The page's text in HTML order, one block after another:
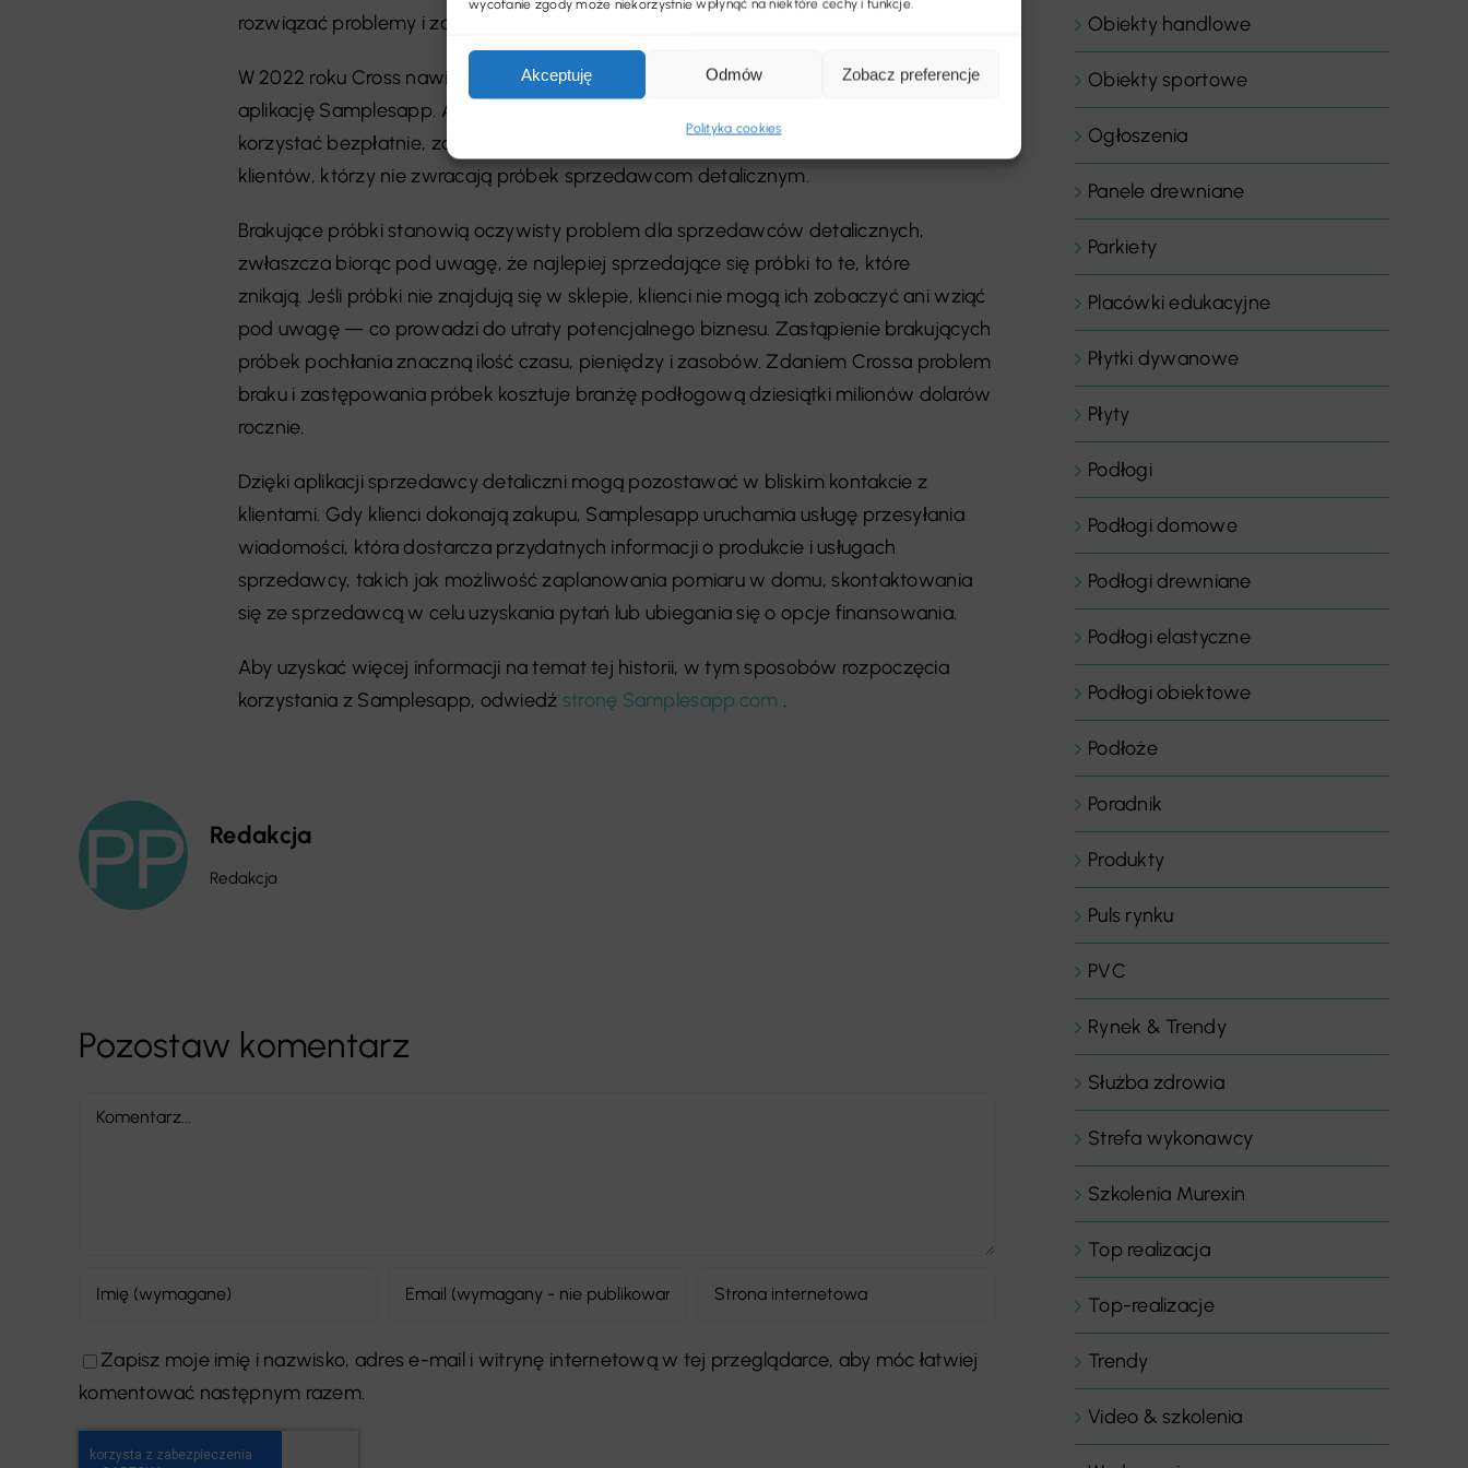
wycofanie zgody może niekorzystnie wpłynąć na niektóre cechy i funkcje.
Akceptuję Odmów Zobacz preferencje
Polityka cookies
rozwiązać problemy i zaoferować rozwiązania detalistom.
W 2022 roku Cross nawiązał współpracę z Retail Samples Solutions, aby stworzyć
aplikację Samplesapp. Aplikacja Samplesapp, z której sprzedawcy detaliczni mogą
korzystać bezpłatnie, została stworzona w celu zwalczania uporczywego problemu
klientów, którzy nie zwracają próbek sprzedawcom detalicznym.
Brakujące próbki stanowią oczywisty problem dla sprzedawców detalicznych,
zwłaszcza biorąc pod uwagę, że najlepiej sprzedające się próbki to te, które
znikają. Jeśli próbki nie znajdują się w sklepie, klienci nie mogą ich zobaczyć ani wziąć
pod uwagę — co prowadzi do utraty potencjalnego biznesu. Zastąpienie brakujących
próbek pochłania znaczną ilość czasu, pieniędzy i zasobów. Zdaniem Crossa problem
braku i zastępowania próbek kosztuje branżę podłogową dziesiątki milionów dolarów
rocznie.
Dzięki aplikacji sprzedawcy detaliczni mogą pozostawać w bliskim kontakcie z
klientami. Gdy klienci dokonają zakupu, Samplesapp uruchamia usługę przesyłania
wiadomości, która dostarcza przydatnych informacji o produkcie i usługach
sprzedawcy, takich jak możliwość zaplanowania pomiaru w domu, skontaktowania
się ze sprzedawcą w celu uzyskania pytań lub ubiegania się o opcje finansowania.
Aby uzyskać więcej informacji na temat tej historii, w tym sposobów rozpoczęcia
korzystania z Samplesapp, odwiedź stronę Samplesapp.com .
Redakcja
Redakcja
Pozostaw komentarz
Comment
Zapisz moje imię i nazwisko, adres e-mail i witrynę internetową w tej przeglądarce, aby móc łatwiej
komentować następnym razem.
Obiekty handlowe
Obiekty sportowe
Ogłoszenia
Panele drewniane
Parkiety
Placówki edukacyjne
Płytki dywanowe
Płyty
Podłogi
Podłogi domowe
Podłogi drewniane
Podłogi elastyczne
Podłogi obiektowe
Podłoże
Poradnik
Produkty
Puls rynku
PVC
Rynek & Trendy
Służba zdrowia
Strefa wykonawcy
Szkolenia Murexin
Top realizacja
Top-realizacje
Trendy
Video & szkolenia